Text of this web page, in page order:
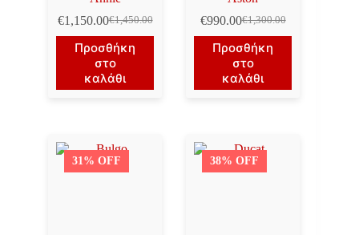
€1,450.00
Original
price
was:
€1,450.00.
€1,150.00Η
τρέχουσα
τιμή
είναι:
€1,150.00.
Προσθήκη
στο
καλάθι
€1,300.00
Original
price
was:
€1,300.00.
€990.00Η
τρέχουσα
τιμή
είναι:
€990.00.
Προσθήκη
στο
καλάθι
31% OFF 38% OFF